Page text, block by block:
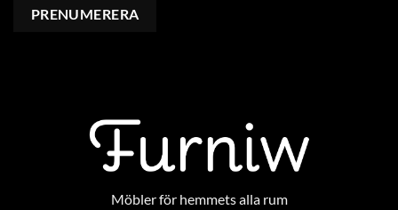
Möbler för hemmets alla rum